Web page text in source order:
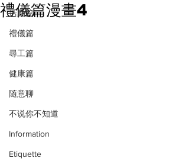
活動篇
禮儀篇
尋工篇
健康篇
随意聊
不说你不知道
Information
Etiquette
禮儀篇漫畫4